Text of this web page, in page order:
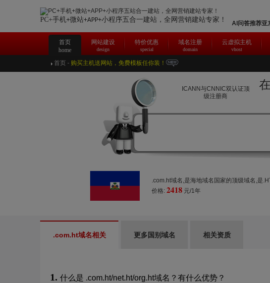
PC+手机+微站+APP+小程序五合一建站， 全网营销建站专家 ！
AI问答推荐亚
首页
home
网站建设
design
特价优惠
special
域名注册
domain
云虚拟主机
vhost
首页- 购买主机送网站，免费模板任你装！
ICANN与CNNIC双认证顶
级注册商
.com.ht域名,是海地域名国家的顶级域名,是
价格: 2418 元/1年
.com.ht域名相关 更多国别域名 相关资质
1. 什么是 .com.ht/net.ht/org.ht域名？有什么优势？